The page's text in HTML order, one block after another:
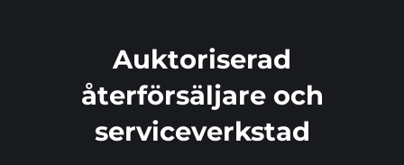
Auktoriserad
återförsäljare och
serviceverkstad